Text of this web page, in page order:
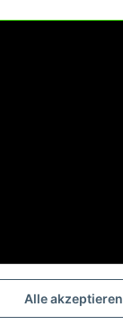
Alle akzeptieren